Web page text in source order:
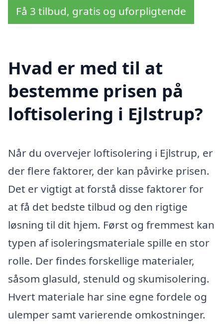
Få 3 tilbud, gratis og uforpligtende
Hvad er med til at
bestemme prisen på
loftisolering i Ejlstrup?
Når du overvejer loftisolering i Ejlstrup, er
der flere faktorer, der kan påvirke prisen.
Det er vigtigt at forstå disse faktorer for
at få det bedste tilbud og den rigtige
løsning til dit hjem. Først og fremmest kan
typen af isoleringsmateriale spille en stor
rolle. Der findes forskellige materialer,
såsom glasuld, stenuld og skumisolering.
Hvert materiale har sine egne fordele og
ulemper samt varierende omkostninger.